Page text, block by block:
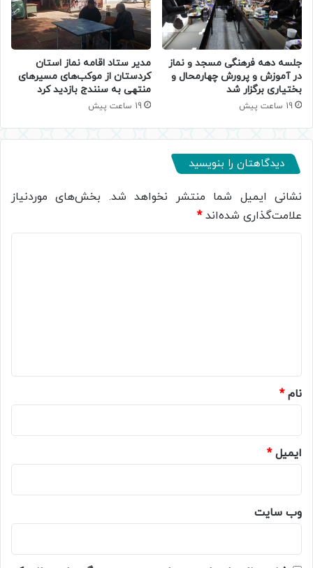
جلسه دهه فرهنگی مسجد و نماز
در آموزش و پرورش چهارمحال و
بختیاری برگزار شد
19 ساعت پیش
مدیر ستاد اقامه نماز استان
کردستان از موکب‌های مسیرهای
منتهی به سنندج بازدید کرد
19 ساعت پیش
دیدگاهتان را بنویسید
نشانی ایمیل شما منتشر نخواهد شد. بخش‌های موردنیاز
علامت‌گذاری شده‌اند*
نام*
ایمیل*
وب‌ سایت